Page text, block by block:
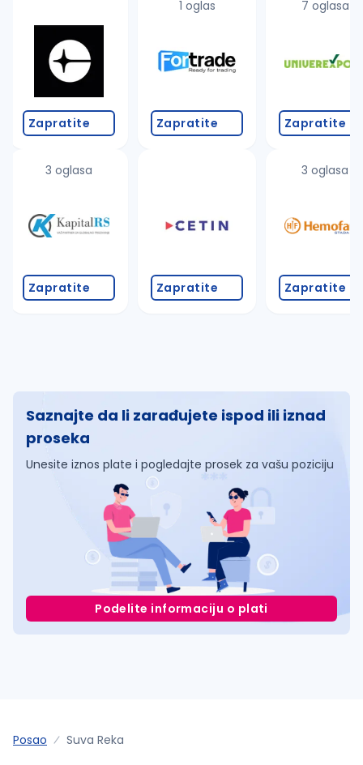
Zapratite
3 oglasa
Zapratite
1 oglas
Zapratite
Zapratite
7 oglasa
Zapratite
3 oglasa
Zapratite
Saznajte da li zarađujete ispod ili iznad
proseka
Unesite iznos plate i pogledajte prosek za vašu poziciju
Podelite informaciju o plati
Posao Suva Reka